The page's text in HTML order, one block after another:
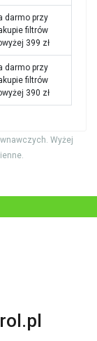
darmo przy
filtrów
399 zł
darmo przy
filtrów
390 zł
Wyżej